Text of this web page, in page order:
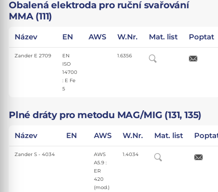
Obalená elektroda pro ruční svařování
MMA (111)
Název EN AWS W.Nr. Mat. list Poptat
Zander E 2709
EN
ISO
14700
: E Fe
5
1.6356
Plné dráty pro metodu MAG/MIG (131, 135)
Název EN AWS W.Nr. Mat. list
Zander S - 4034
AWS
A5.9 :
ER
420
(mod.)
1.4034